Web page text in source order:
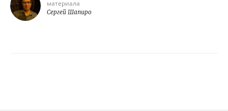
материала
Сергей Шапиро